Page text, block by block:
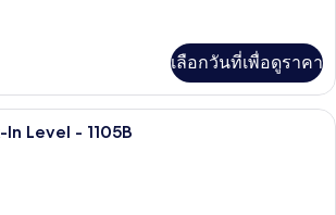
เลือกวันที่เพื่อดูราคา
Level - 1105B